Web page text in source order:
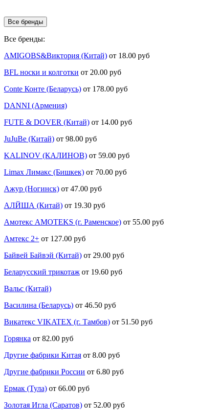
Все бренды
Все бренды:
AMIGOBS&Виктория (Китай) от 18.00 руб
BFL носки и колготки от 20.00 руб
Conte Конте (Беларусь) от 178.00 руб
DANNI (Армения)
FUTE & DOVER (Китай) от 14.00 руб
JuJuBe (Китай) от 98.00 руб
KALINOV (КАЛИНОВ) от 59.00 руб
Limax Лимакс (Бишкек) от 70.00 руб
Ажур (Ногинск) от 47.00 руб
АЛЙША (Китай) от 19.30 руб
Амотекс AMOTEKS (г. Раменское) от 55.00 руб
Амтекс 2+ от 127.00 руб
Байвей Байвэй (Китай) от 29.00 руб
Беларусский трикотаж от 19.60 руб
Вальс (Китай)
Василина (Беларусь) от 46.50 руб
Викатекс VIKATEX (г. Тамбов) от 51.50 руб
Горянка от 82.00 руб
Другие фабрики Китая от 8.00 руб
Другие фабрики России от 6.80 руб
Ермак (Тула) от 66.00 руб
Золотая Игла (Саратов) от 52.00 руб